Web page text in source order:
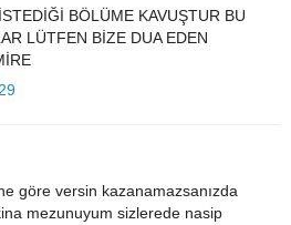
BÖLÜME KAVUŞTUR BU
LÜTFEN BİZE DUA EDEN
göre versin kazanamazsanızda
mezunuyum sizlerede nasip